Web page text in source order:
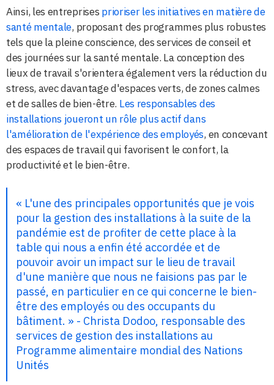
Ainsi, les entreprises prioriser les initiatives en matière de
santé mentale, proposant des programmes plus robustes
tels que la pleine conscience, des services de conseil et
des journées sur la santé mentale. La conception des
lieux de travail s'orientera également vers la réduction du
stress, avec davantage d'espaces verts, de zones calmes
et de salles de bien-être. Les responsables des
installations joueront un rôle plus actif dans
l'amélioration de l'expérience des employés, en concevant
des espaces de travail qui favorisent le confort, la
productivité et le bien-être.
« L'une des principales opportunités que je vois
pour la gestion des installations à la suite de la
pandémie est de profiter de cette place à la
table qui nous a enfin été accordée et de
pouvoir avoir un impact sur le lieu de travail
d'une manière que nous ne faisions pas par le
passé, en particulier en ce qui concerne le bien-
être des employés ou des occupants du
bâtiment. » - Christa Dodoo, responsable des
services de gestion des installations au
Programme alimentaire mondial des Nations
Unités